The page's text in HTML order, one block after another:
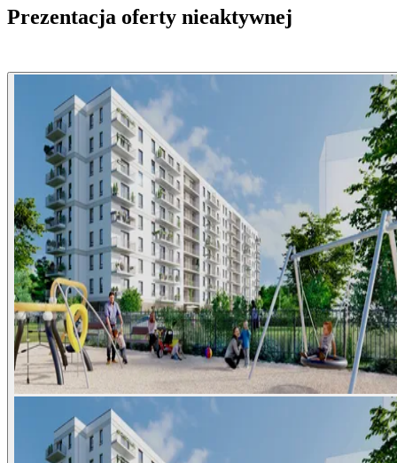
Prezentacja oferty nieaktywnej